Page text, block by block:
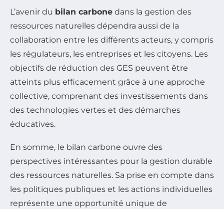
L’avenir du bilan carbone dans la gestion des
ressources naturelles dépendra aussi de la
collaboration entre les différents acteurs, y compris
les régulateurs, les entreprises et les citoyens. Les
objectifs de réduction des GES peuvent être
atteints plus efficacement grâce à une approche
collective, comprenant des investissements dans
des technologies vertes et des démarches
éducatives.
En somme, le bilan carbone ouvre des
perspectives intéressantes pour la gestion durable
des ressources naturelles. Sa prise en compte dans
les politiques publiques et les actions individuelles
représente une opportunité unique de